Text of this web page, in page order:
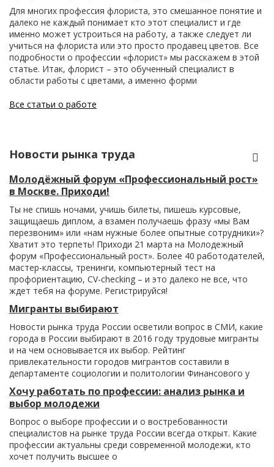
Для многих профессия флориста, это смешанное понятие и
далеко не каждый понимает кто этот специалист и где
именно может устроиться на работу, а также следует ли
учиться на флориста или это просто продавец цветов. Все
подробности о профессии «флорист» мы расскажем в этой
статье. Итак, флорист – это обученный специалист в
области работы с цветами, а именно форми
Все статьи о работе
Новости рынка труда
Молодёжный форум «Профессиональный рост»
в Москве. Приходи!
Ты не спишь ночами, учишь билеты, пишешь курсовые,
защищаешь диплом, а взамен получаешь фразу «мы Вам
перезвоним» или «нам нужные более опытные сотрудники»?
Хватит это терпеть! Приходи 21 марта на Молодежный
форум «Профессиональный рост». Более 40 работодателей,
мастер-классы, тренинги, компьютерный тест на
профориентацию, CV-checking – и это далеко не все, что
ждет тебя на форуме. Регистрируйся!
Мигранты выбирают
Новости рынка труда России осветили вопрос в СМИ, какие
города в России выбирают в 2016 году трудовые мигранты
и на чем основывается их выбор. Рейтинг
привлекательности городов мигрантов составили в
департаменте социологии и политологии Финансового у
Хочу работать по профессии: анализ рынка и
выбор молодежи
Вопрос о выборе профессии и о востребованности
специалистов на рынке труда России всегда открыт. Какие
профессии актуальны среди современной молодежи, кто
хочет получить высшее о